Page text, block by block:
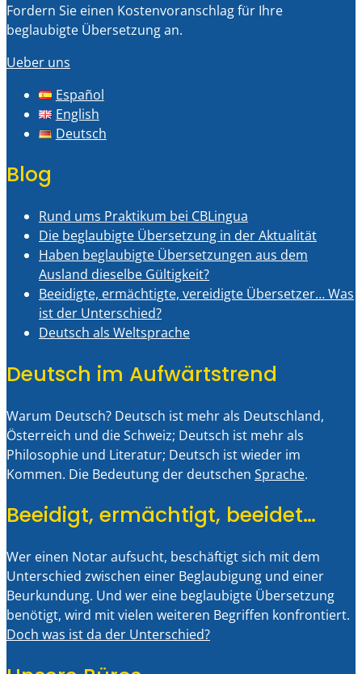
Fordern Sie einen Kostenvoranschlag für Ihre
beglaubigte Übersetzung an.
Ueber uns
Español
English
Deutsch
Blog
Rund ums Praktikum bei CBLingua
Die beglaubigte Übersetzung in der Aktualität
Haben beglaubigte Übersetzungen aus dem
Ausland dieselbe Gültigkeit?
Beeidigte, ermächtigte, vereidigte Übersetzer… Was
ist der Unterschied?
Deutsch als Weltsprache
Deutsch im Aufwärtstrend
Warum Deutsch? Deutsch ist mehr als Deutschland,
Österreich und die Schweiz; Deutsch ist mehr als
Philosophie und Literatur; Deutsch ist wieder im
Kommen. Die Bedeutung der deutschen Sprache.
Beeidigt, ermächtigt, beeidet…
Wer einen Notar aufsucht, beschäftigt sich mit dem
Unterschied zwischen einer Beglaubigung und einer
Beurkundung. Und wer eine beglaubigte Übersetzung
benötigt, wird mit vielen weiteren Begriffen konfrontiert.
Doch was ist da der Unterschied?